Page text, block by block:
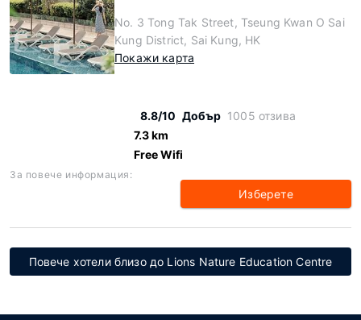
No. 3 Tong Tak Street, Tseung Kwan O Sai
Kung District, Sai Kung, HK
Покажи карта
8.8/10 Добър 1005 отзива
7.3 km
Free Wifi
За повече информация:
Изберете
Повече хотели близо до Lions Nature Education Centre